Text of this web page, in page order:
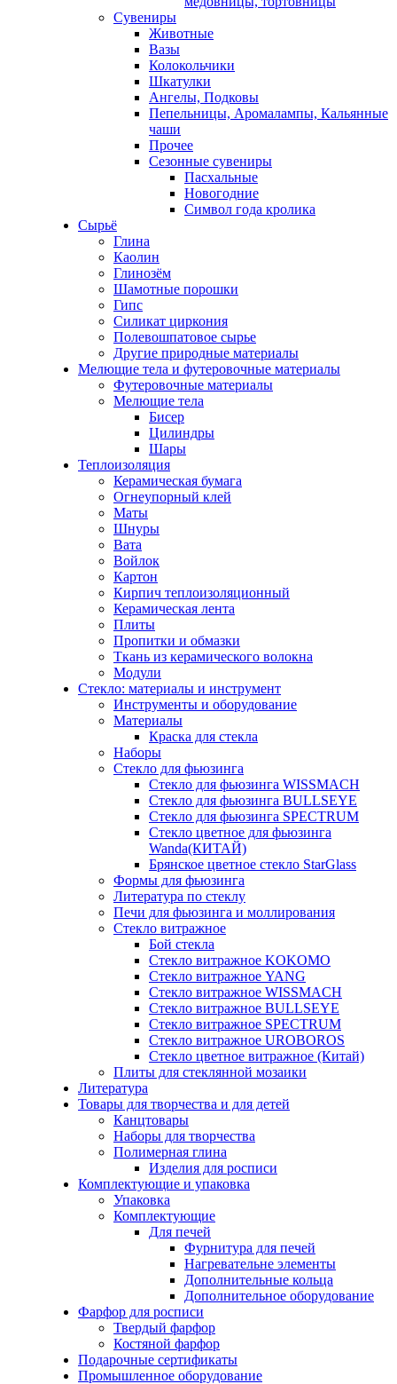
Сувениры
Животные
Вазы
Колокольчики
Шкатулки
Ангелы, Подковы
Пепельницы, Аромалампы, Кальянные
чаши
Прочее
Сезонные сувениры
Пасхальные
Новогодние
Символ года кролика
Сырьё
Глина
Каолин
Глинозём
Шамотные порошки
Гипс
Силикат циркония
Полевошпатовое сырье
Другие природные материалы
Мелющие тела и футеровочные материалы
Футеровочные материалы
Мелющие тела
Бисер
Цилиндры
Шары
Теплоизоляция
Керамическая бумага
Огнеупорный клей
Маты
Шнуры
Вата
Войлок
Картон
Кирпич теплоизоляционный
Керамическая лента
Плиты
Пропитки и обмазки
Ткань из керамического волокна
Модули
Стекло: материалы и инструмент
Инструменты и оборудование
Материалы
Краска для стекла
Наборы
Стекло для фьюзинга
Стекло для фьюзинга WISSMACH
Стекло для фьюзинга BULLSEYE
Стекло для фьюзинга SPECTRUM
Стекло цветное для фьюзинга
Wanda(КИТАЙ)
Брянское цветное стекло StarGlass
Формы для фьюзинга
Литература по стеклу
Печи для фьюзинга и моллирования
Стекло витражное
Бой стекла
Стекло витражное KOKOMO
Стекло витражное YANG
Стекло витражное WISSMACH
Стекло витражное BULLSEYE
Стекло витражное SPECTRUM
Стекло витражное UROBOROS
Стекло цветное витражное (Китай)
Плиты для стеклянной мозаики
Литература
Товары для творчества и для детей
Канцтовары
Наборы для творчества
Полимерная глина
Изделия для росписи
Комплектующие и упаковка
Упаковка
Комплектующие
Для печей
Фурнитура для печей
Нагревательне элементы
Дополнительные кольца
Дополнительное оборудование
Фарфор для росписи
Твердый фарфор
Костяной фарфор
Подарочные сертификаты
Промышленное оборудование